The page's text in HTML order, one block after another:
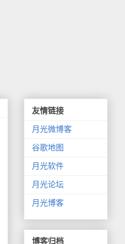
友情链接
月光微博客
谷歌地图
月光软件
月光论坛
月光博客
博客归档